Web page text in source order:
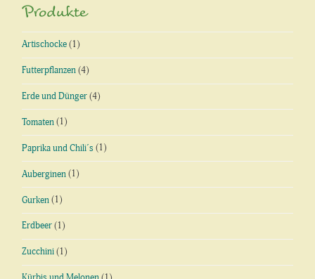
Produkte
Artischocke (1)
Futterpflanzen (4)
Erde und Dünger (4)
Tomaten (1)
Paprika und Chili´s (1)
Auberginen (1)
Gurken (1)
Erdbeer (1)
Zucchini (1)